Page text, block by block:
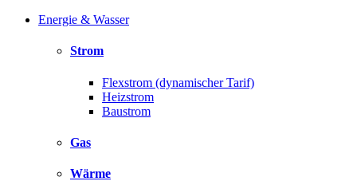
Energie & Wasser
Strom
Flexstrom (dynamischer Tarif)
Heizstrom
Baustrom
Gas
Wärme